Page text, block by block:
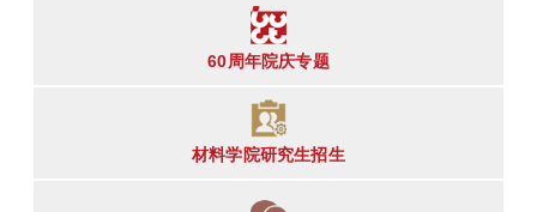
60周年院庆专题
材料学院研究生招生